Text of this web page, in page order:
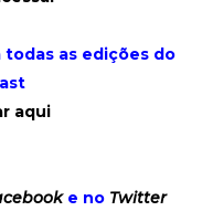
todas as edições do
aqui
e no Twitter